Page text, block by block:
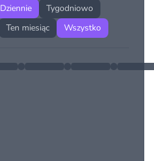
Dziennie
Tygodniowo
Ten miesiąc Wszystko